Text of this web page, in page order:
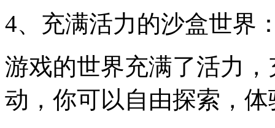
4、充满活力的沙盒世界
游戏的世界充满了活力
动，你可以自由探索，